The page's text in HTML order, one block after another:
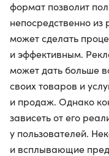
формат позволит
непосредственно
может сделать
и эффективным.
может дать больше
своих товаров и
и продаж. Однако
зависеть от его
у пользователей.
и всплывающие